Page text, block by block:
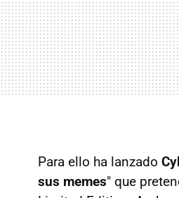
Para ello ha lanzado
sus memes" que